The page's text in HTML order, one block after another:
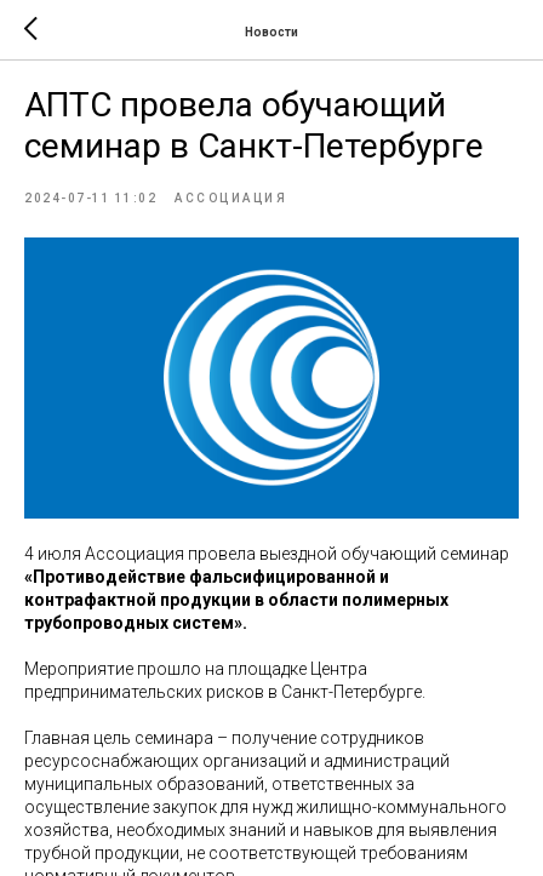
Новости
АПТС провела обучающий
семинар в Санкт-Петербурге
2024-07-11 11:02 АССОЦИАЦИЯ
4 июля Ассоциация провела выездной обучающий семинар
«Противодействие фальсифицированной и
контрафактной продукции в области полимерных
трубопроводных систем».
Мероприятие прошло на площадке Центра
предпринимательских рисков в Санкт-Петербурге.
Главная цель семинара – получение сотрудников
ресурсоснабжающих организаций и администраций
муниципальных образований, ответственных за
осуществление закупок для нужд жилищно-коммунального
хозяйства, необходимых знаний и навыков для выявления
трубной продукции, не соответствующей требованиям